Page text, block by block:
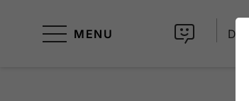
MENU DE